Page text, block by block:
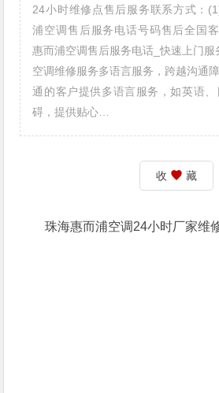
24小时维修点售后服务联系方式：
浦空调售后服务电话号码售后全国
惠而浦空调售后服务电话_快速上门
空调维修服务多语言服务，跨越沟通
通的客户提供多语言服务，如英语
碍，提供贴心…
收 藏
珠海惠而浦空调24小时厂家维